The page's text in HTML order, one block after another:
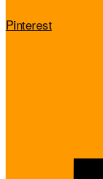
Pinterest